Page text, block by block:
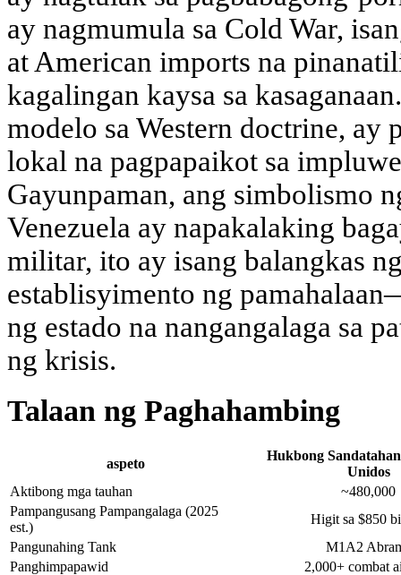
ay nagmumula sa Cold War,
at American imports na
kagalingan kaysa sa
modelo sa Western doctrine, ay
lokal na pagpapaikot sa
Gayunpaman, ang simbolismo
Venezuela ay napakalaking
militar, ito ay isang balangkas
establisyimento ng
ng estado na nangangalaga sa
ng krisis.
Talaan ng Paghahambing
aspeto
Hukbong
Unidos
Aktibong mga tauhan
~480,000
Pampangusang Pampangalaga (2025
est.)
Higit sa $850
Pangunahing Tank
M1A2
Panghimpapawid
2,000+ combat